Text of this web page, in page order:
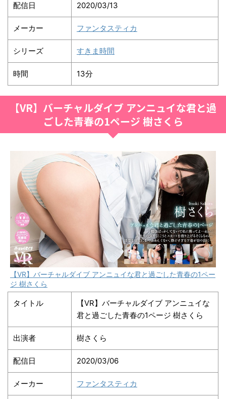
配信日 2020/03/13
メーカー ファンタスティカ
シリーズ すきま時間
時間 13分
【VR】バーチャルダイブ アンニュイな君と過
ごした青春の1ページ 樹さくら
【VR】バーチャルダイブ アンニュイな君と過ごした青春の1ペー
ジ 樹さくら
タイトル
【VR】バーチャルダイブ アンニュイな
君と過ごした青春の1ページ 樹さくら
出演者 樹さくら
配信日 2020/03/06
メーカー ファンタスティカ